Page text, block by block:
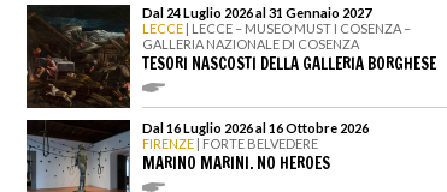
Dal 24 Luglio 2026 al 31 Gennaio 2027
LECCE | LECCE – MUSEO MUST I COSENZA –
GALLERIA NAZIONALE DI COSENZA
TESORI NASCOSTI DELLA GALLERIA BORGHESE
Dal 16 Luglio 2026 al 16 Ottobre 2026
FIRENZE | FORTE BELVEDERE
MARINO MARINI. NO HEROES